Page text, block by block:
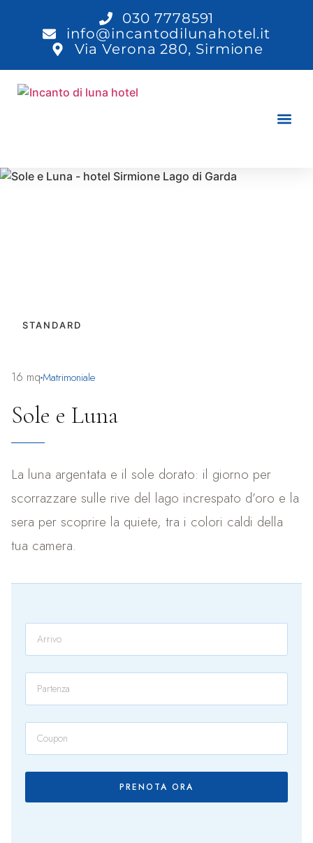
030 7778591
info@incantodilunahotel.it
Via Verona 280, Sirmione
STANDARD
16 mqMatrimoniale
Sole e Luna
La luna argentata e il sole dorato: il giorno per
scorrazzare sulle rive del lago increspato d’oro e la
sera per scoprire la quiete, tra i colori caldi della
tua camera.
PRENOTA ORA